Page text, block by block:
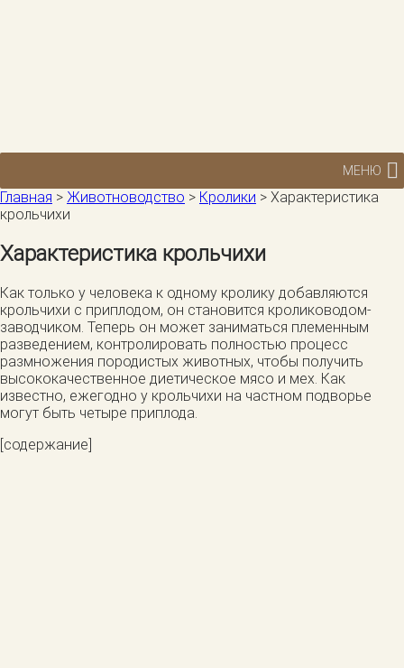
МЕНЮ
Главная > Животноводство > Кролики > Характеристика
крольчихи
Характеристика крольчихи
Как только у человека к одному кролику добавляются
крольчихи с приплодом, он становится кролиководом-
заводчиком. Теперь он может заниматься племенным
разведением, контролировать полностью процесс
размножения породистых животных, чтобы получить
высококачественное диетическое мясо и мех. Как
известно, ежегодно у крольчихи на частном подворье
могут быть четыре приплода.
[содержание]